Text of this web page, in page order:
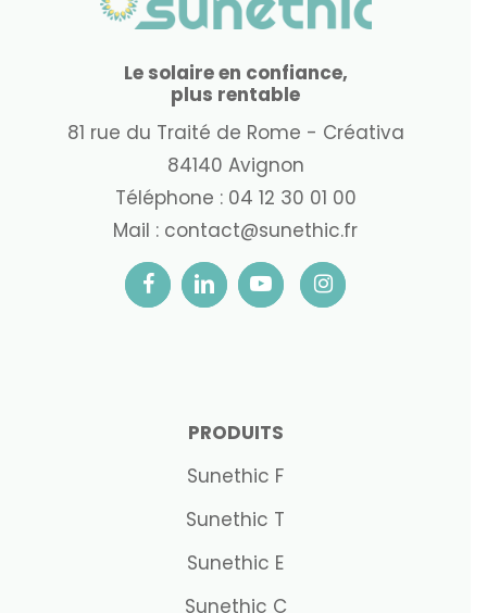
Le solaire en confiance,
plus rentable
81 rue du Traité de Rome - Créativa
84140 Avignon
Téléphone : 04 12 30 01 00
Mail : contact@sunethic.fr
PRODUITS
Sunethic F
Sunethic T
Sunethic E
Sunethic C